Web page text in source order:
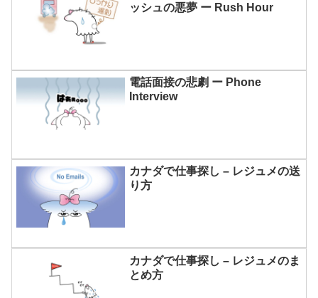
ッシュの悪夢 ー Rush Hour
電話面接の悲劇 ー Phone
Interview
カナダで仕事探し – レジュメの送
り方
カナダで仕事探し – レジュメのま
とめ方